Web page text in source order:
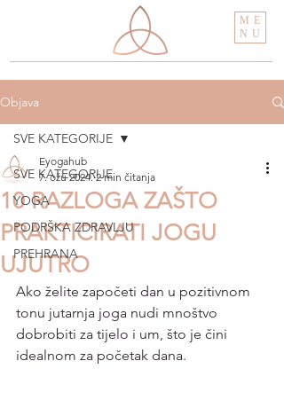
ME
NU
Objava
SVE KATEGORIJE
YOGA
PODRŠKA ZDRAVLJU
PREHRANA
SVE KATEGORIJE
10 RAZLOGA ZAŠTO
PRAKTICIRATI JOGU
UJUTRO
Eyogahub
7. ožu 2024. 2 min čitanja
Ako želite započeti dan u pozitivnom
tonu jutarnja joga nudi mnoštvo
dobrobiti za tijelo i um, što je čini
idealnom za početak dana.